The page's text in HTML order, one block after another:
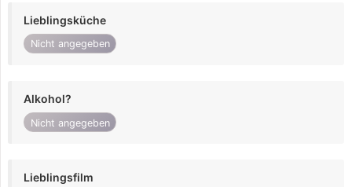
Lieblingsküche
Nicht angegeben
Alkohol?
Nicht angegeben
Lieblingsfilm